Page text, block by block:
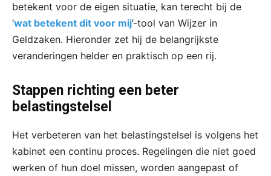
betekent voor de eigen situatie, kan terecht bij de
‘wat betekent dit voor mij’-tool van Wijzer in
Geldzaken. Hieronder zet hij de belangrijkste
veranderingen helder en praktisch op een rij.
Stappen richting een beter
belastingstelsel
Het verbeteren van het belastingstelsel is volgens het
kabinet een continu proces. Regelingen die niet goed
werken of hun doel missen, worden aangepast of